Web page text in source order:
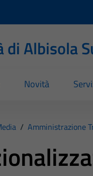
di Albisola
Novità
/ Amministrazione